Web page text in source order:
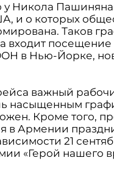
у Никола
и о которых
Таков
входит
в Нью-Йорке,
важный
насыщенным
Кроме того,
в Армении
21
«Герой нашего